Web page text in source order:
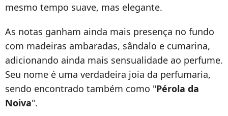
mesmo tempo suave, mas elegante.
As notas ganham ainda mais presença no fundo
com madeiras ambaradas, sândalo e cumarina,
adicionando ainda mais sensualidade ao perfume.
Seu nome é uma verdadeira joia da perfumaria,
sendo encontrado também como "Pérola da
Noiva".